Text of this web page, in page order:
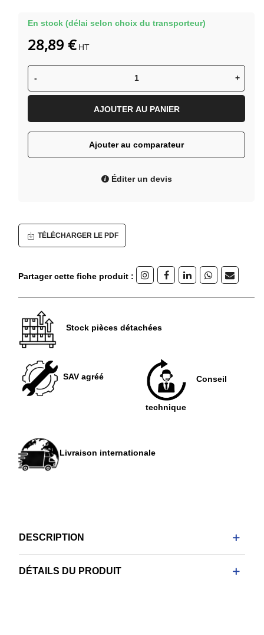
En stock (délai selon choix du transporteur)
- +
AJOUTER AU PANIER
Ajouter au comparateur
Éditer un devis
28,89 € HT
TÉLÉCHARGER LE PDF
Partager cette fiche produit :
Stock pièces détachées
SAV agréé Conseil
technique
Livraison internationale
DESCRIPTION
DÉTAILS DU PRODUIT